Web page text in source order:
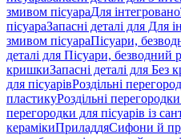
змивом пісуараДля
пісуараЗапасні деталі для Для
змивом пісуараПісуари,
деталі для Пісуари, безводний
кришкиЗапасні деталі для Без
для пісуарівРоздільні
пластикуРоздільні перегородки
перегородки для пісуарів із
керамікиПриладдяСифони й